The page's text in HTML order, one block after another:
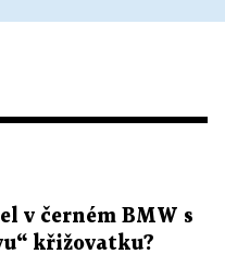
v černém BMW s
křižovatku?